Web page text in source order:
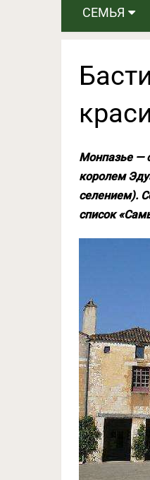
СЕМЬЯ
Монпазье —
королем
селением).
список